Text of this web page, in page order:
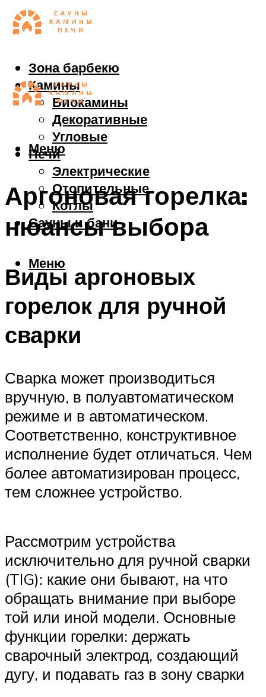
Зона барбекю
Камины
Биокамины
Декоративные
Угловые
Печи
Электрические
Отопительные
Котлы
Сауны и бани
Меню
Меню
Аргоновая горелка:
нюансы выбора
Виды аргоновых
горелок для ручной
сварки
Сварка может производиться
вручную, в полуавтоматическом
режиме и в автоматическом.
Соответственно, конструктивное
исполнение будет отличаться. Чем
более автоматизирован процесс,
тем сложнее устройство.
Рассмотрим устройства
исключительно для ручной сварки
(TIG): какие они бывают, на что
обращать внимание при выборе
той или иной модели. Основные
функции горелки: держать
сварочный электрод, создающий
дугу, и подавать газ в зону сварки